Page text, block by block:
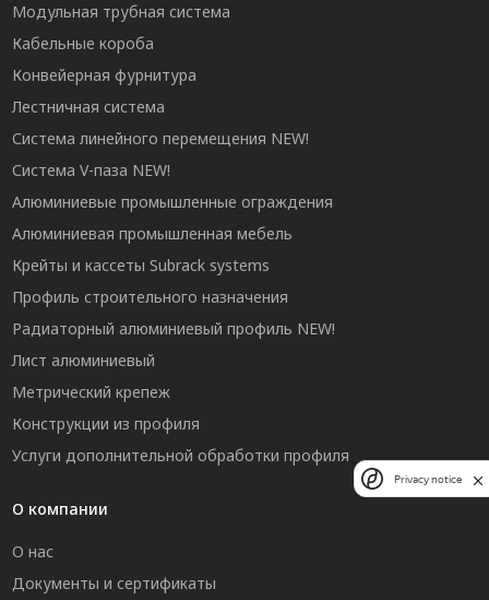
Модульная трубная система
Кабельные короба
Конвейерная фурнитура
Лестничная система
Система линейного перемещения NEW!
Система V-паза NEW!
Алюминиевые промышленные ограждения
Алюминиевая промышленная мебель
Крейты и кассеты Subrack systems
Профиль строительного назначения
Радиаторный алюминиевый профиль NEW!
Лист алюминиевый
Метрический крепеж
Конструкции из профиля
Услуги дополнительной обработки профиля
О компании
О нас
Документы и сертификаты
Privacy notice